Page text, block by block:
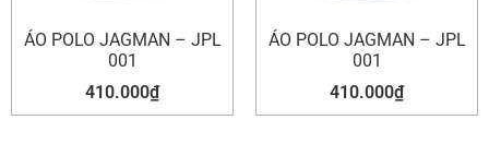
ÁO POLO JAGMAN – JPL
001
410.000₫
ÁO POLO JAGMAN – JPL
001
410.000₫